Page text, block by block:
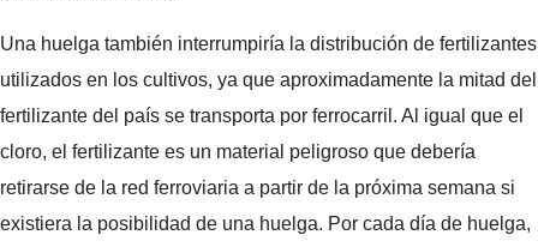
Una huelga también interrumpiría la distribución de fertilizantes
utilizados en los cultivos, ya que aproximadamente la mitad del
fertilizante del país se transporta por ferrocarril. Al igual que el
cloro, el fertilizante es un material peligroso que debería
retirarse de la red ferroviaria a partir de la próxima semana si
existiera la posibilidad de una huelga. Por cada día de huelga,